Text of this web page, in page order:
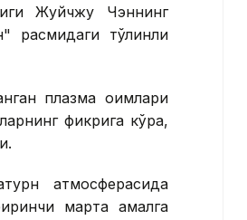
Жуйчжу Чэннинг
расмидаги тўлқинли
плазма оқимлари
фикрига кўра,
атмосферасида
марта амалга